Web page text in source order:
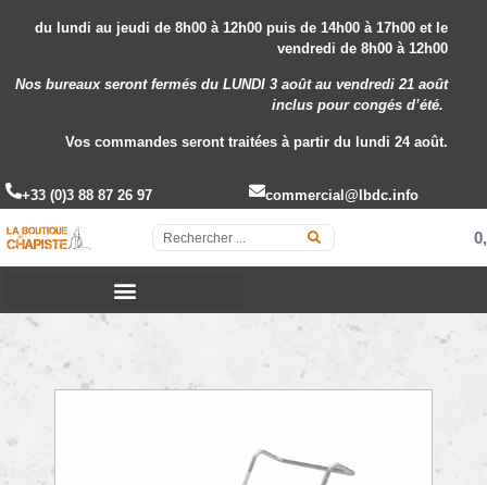
du lundi au jeudi de 8h00 à 12h00 puis de 14h00 à 17h00 et le
vendredi de 8h00 à 12h00
Nos bureaux seront fermés du LUNDI 3 août au vendredi 21 août
incluspour congés d’été.
Vos commandes seront traitées à partir du lundi 24 août.
+33 (0)3 88 87 26 97 commercial@lbdc.info